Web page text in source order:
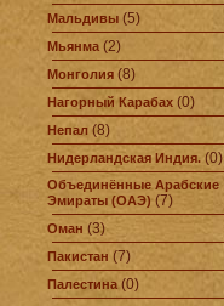
Мальдивы (5)
Мьянма (2)
Монголия (8)
Нагорный Карабах (0)
Непал (8)
Нидерландская Индия.(0)
Объединённые Арабские
Эмираты (ОАЭ)(7)
Оман (3)
Пакистан (7)
Палестина(0)